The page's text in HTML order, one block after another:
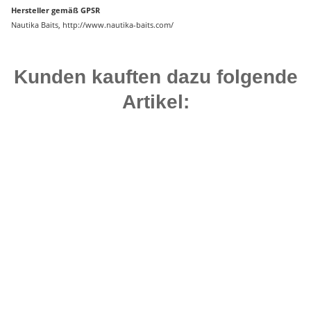
Hersteller gemäß GPSR
Nautika Baits, http://www.nautika-baits.com/
Kunden kauften dazu folgende
Artikel: